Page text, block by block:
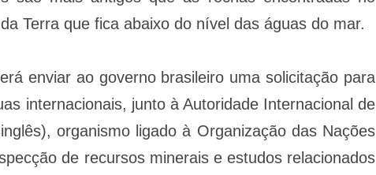
Terra que fica abaixo do nível das águas do mar.
enviar ao governo brasileiro uma solicitação para
internacionais, junto à Autoridade Internacional de
organismo ligado à Organização das Nações
de recursos minerais e estudos relacionados